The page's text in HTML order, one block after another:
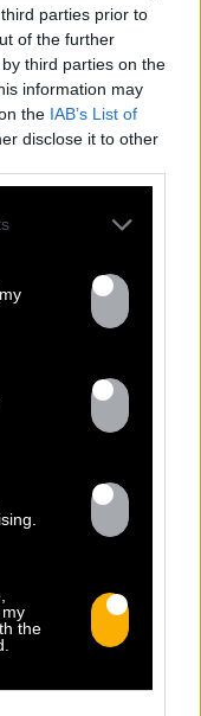
parties prior to
of the further
third parties on the
information may
the IAB’s List of
disclose it to other
the
13.07
!